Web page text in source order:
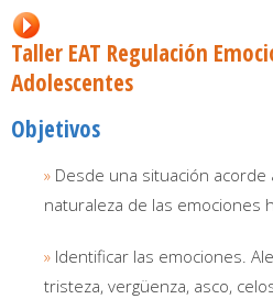
Taller EAT Regulación
Adolescentes
Objetivos
» Desde una situación
naturaleza de las emociones
» Identificar las emociones.
tristeza, vergüenza, asco,